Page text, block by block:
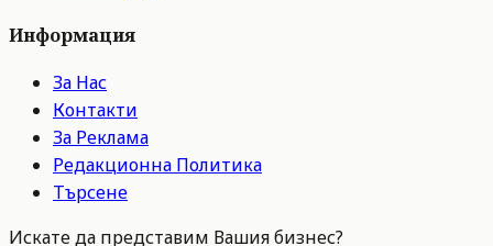
Информация
За Нас
Контакти
За Реклама
Редакционна Политика
Търсене
Искате да представим Вашия бизнес?